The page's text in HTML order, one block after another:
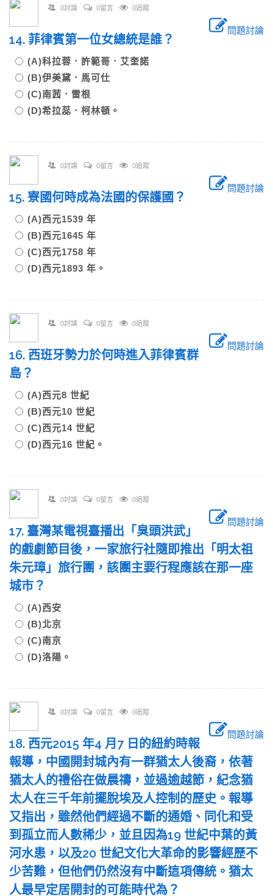
0討論 0留言 0追蹤
問題討論
14. 菲律賓第一位女總統是誰？
(A)科拉蓉．許範哥．艾奎諾
(B)伊美黛．馬可仕
(C)南茜．雷根
(D)希拉蕊．柯林頓。
0討論 0留言 0追蹤
問題討論
15. 寮國何時成為法國的保護國？
(A)西元1539 年
(B)西元1645 年
(C)西元1758 年
(D)西元1893 年。
0討論 0留言 0追蹤
問題討論
16. 西班牙勢力於何時進入菲律賓群
島？
(A)西元8 世紀
(B)西元10 世紀
(C)西元14 世紀
(D)西元16 世紀。
0討論 0留言 0追蹤
問題討論
17. 臺灣某電視臺播出「臭頭洪武」
的戲劇節目後，一家旅行社隨即推出「明太祖
朱元璋」旅行團，該團主要行程應該在那一座
城市？
(A)西安
(B)北京
(C)南京
(D)洛陽。
0討論 0留言 0追蹤
問題討論
18. 西元2015 年4 月7 日的紐約時報
報導，中國開封城內有一群猶太人後裔，依著
猶太人的禮俗在做晨禱，並過逾越節，紀念猶
太人在三千年前擺脫埃及人控制的歷史。報導
又指出，雖然他們經過不斷的通婚、同化和受
到孤立而人數稀少，並且因為19 世紀中葉的黃
河水患，以及20 世紀文化大革命的影響經歷不
少苦難，但他們仍然沒有中斷這項傳統。猶太
人最早定居開封的可能時代為？